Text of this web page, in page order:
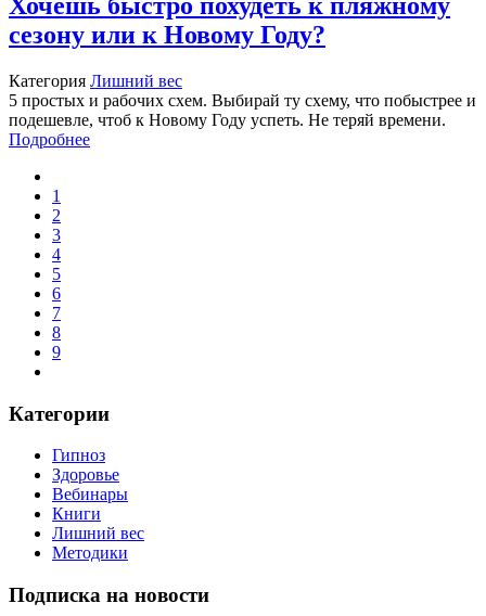
сезону или к Новому Году?
Категория Лишний вес
5 простых и рабочих схем. Выбирай ту схему, что побыстрее и
подешевле, чтоб к Новому Году успеть. Не теряй времени.
Подробнее
1
2
3
4
5
6
7
8
9
Категории
Гипноз
Здоровье
Вебинары
Книги
Лишний вес
Методики
Подписка на новости